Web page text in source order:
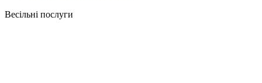
Весільні послуги